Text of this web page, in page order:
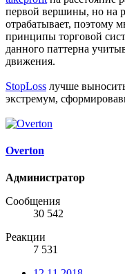
первой вершины, но на
отрабатывает, поэтому
принципы торговой
данного паттерна
движения.
StopLoss лучше
экстремум,
Overton
Администратор
Сообщения
30 542
Реакции
7 531